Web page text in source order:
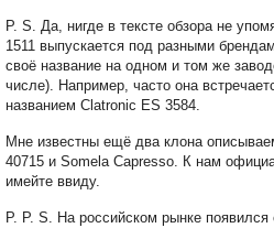
P. S. Да, нигде в тексте обзора не
1511 выпускается под разными
своё название на одном и том же
числе). Например, часто она
названием Clatronic ES 3584.
Мне известны ещё два клона
40715 и Somela Capresso. К нам
имейте ввиду.
P. P. S. На российском рынке